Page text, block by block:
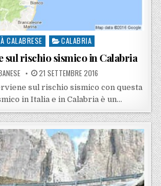
CALABRESE CALABRIA
sul rischio sismico in Calabria
POSTED ON
21 SETTEMBRE 2016
sul rischio sismico con questa
in Italia e in Calabria è un…